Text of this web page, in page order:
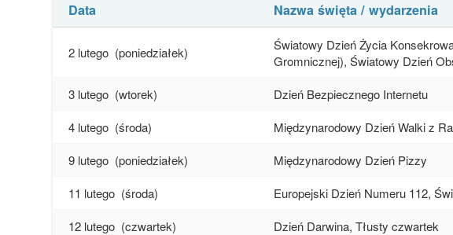
Data Nazwa święta / wydarzenia
2 lutego (poniedziałek)
Światowy Dzień Życia
Gromnicznej), Światowy Dzień
3 lutego (wtorek)
Dzień Bezpiecznego Internetu
4 lutego (środa)
Międzynarodowy Dzień Walki z
9 lutego (poniedziałek)
Międzynarodowy Dzień Pizzy
11 lutego (środa)
Europejski Dzień Numeru 112,
12 lutego (czwartek)
Dzień Darwina, Tłusty czwartek